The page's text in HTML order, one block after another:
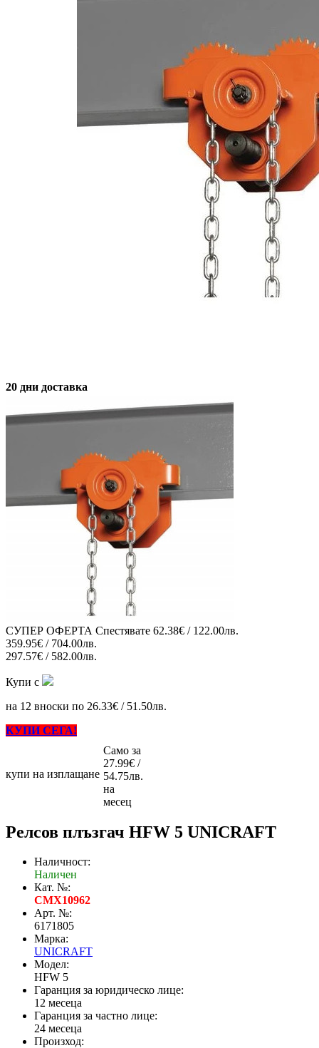
20 дни доставка
СУПЕР ОФЕРТА Спестявате 62.38€ / 122.00лв.
359.95€ / 704.00лв.
297.57€ / 582.00лв.
Купи с
на 12 вноски по 26.33€ / 51.50лв.
КУПИ СЕГА!
купи на изплащане
Само за
27.99€ /
54.75лв.
на
месец
Релсов плъзгач HFW 5 UNICRAFT
Наличност:
Наличен
Кат. №:
CMX10962
Арт. №:
6171805
Марка:
UNICRAFT
Модел:
HFW 5
Гаранция за юридическо лице:
12 месеца
Гаранция за частно лице:
24 месеца
Произход: